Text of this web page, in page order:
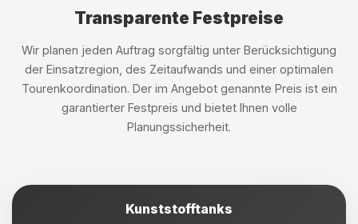
Transparente Festpreise
Wir planen jeden Auftrag sorgfältig unter Berücksichtigung
der Einsatzregion, des Zeitaufwands und einer optimalen
Tourenkoordination. Der im Angebot genannte Preis ist ein
garantierter Festpreis und bietet Ihnen volle
Planungssicherheit.
Kunststofftanks